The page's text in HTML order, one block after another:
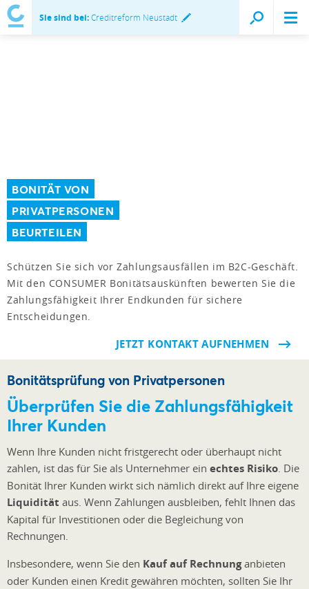
Sie sind bei:Creditreform Neustadt
BONITÄT VON
PRIVATPERSONEN
BEURTEILEN
Schützen Sie sich vor Zahlungsausfällen im B2C-Geschäft.
Mit den CONSUMER Bonitätsauskünften bewerten Sie die
Zahlungsfähigkeit Ihrer Endkunden für sichere
Entscheidungen.
JETZT KONTAKT AUFNEHMEN
Bonitätsprüfung von Privatpersonen
Überprüfen Sie die Zahlungsfähigkeit
Ihrer Kunden
Wenn Ihre Kunden nicht fristgerecht oder überhaupt nicht
zahlen, ist das für Sie als Unternehmer ein echtes Risiko . Die
Bonität Ihrer Kunden wirkt sich nämlich direkt auf Ihre eigene
Liquidität aus. Wenn Zahlungen ausbleiben, fehlt Ihnen das
Kapital für Investitionen oder die Begleichung von
Rechnungen.
Insbesondere, wenn Sie den Kauf auf Rechnunganbieten
oder Kunden einen Kredit gewähren möchten, sollten Sie Ihr